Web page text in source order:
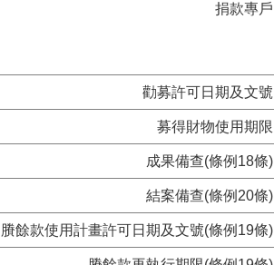
捐款專戶
勸募許可日期及文號
募得財物使用期限
成果備查(條例18條)
結案備查(條例20條)
賸餘款使用計畫許可日期及文號(條例19條)